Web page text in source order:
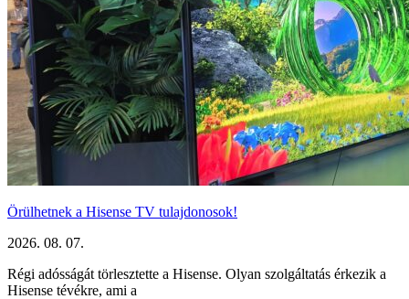
Örülhetnek a Hisense TV tulajdonosok!
2026. 08. 07.
Régi adósságát törlesztette a Hisense. Olyan szolgáltatás érkezik a
Hisense tévékre, ami a